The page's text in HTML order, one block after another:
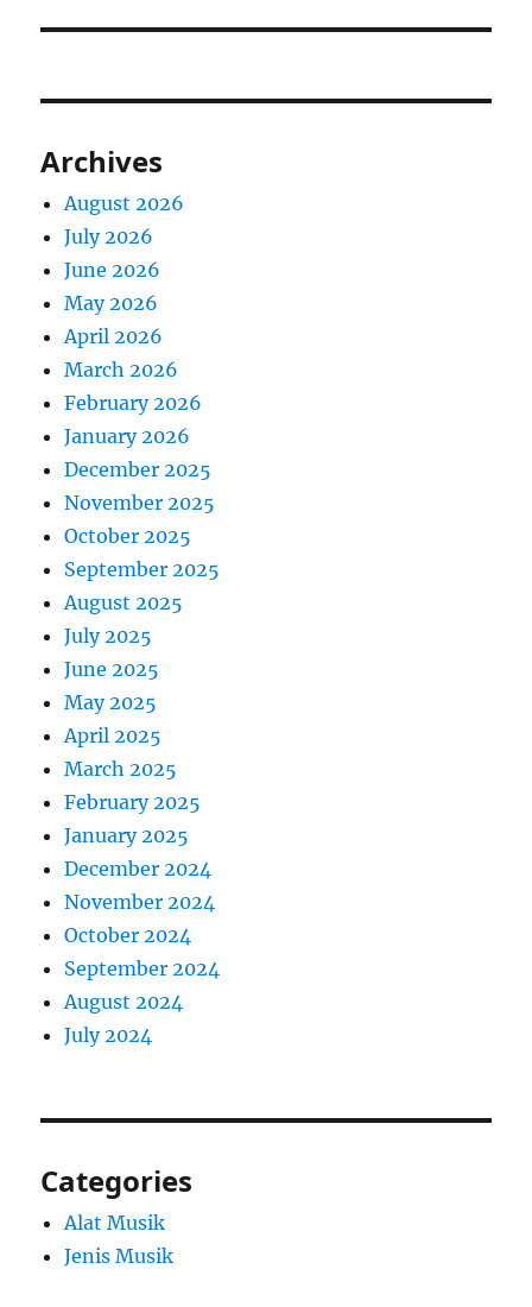
Archives
August 2026
July 2026
June 2026
May 2026
April 2026
March 2026
February 2026
January 2026
December 2025
November 2025
October 2025
September 2025
August 2025
July 2025
June 2025
May 2025
April 2025
March 2025
February 2025
January 2025
December 2024
November 2024
October 2024
September 2024
August 2024
July 2024
Categories
Alat Musik
Jenis Musik